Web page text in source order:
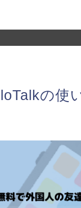
の使